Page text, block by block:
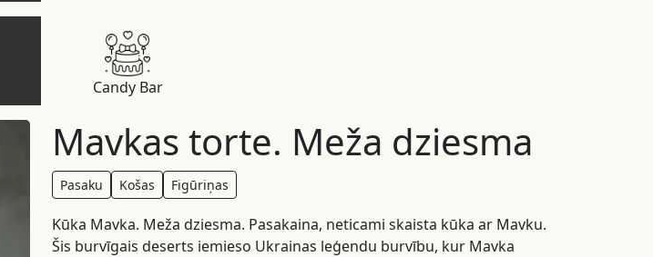
Candy Bar
Mavkas torte. Meža dziesma
Pasaku Košas Figūriņas
Kūka Mavka. Meža dziesma. Pasakaina, neticami skaista kūka ar Mavku.
Šis burvīgais deserts iemieso Ukrainas leģendu burvību, kur Mavka